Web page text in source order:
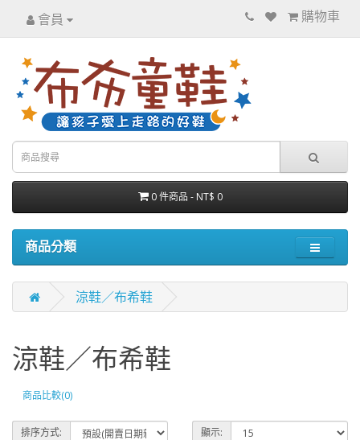
會員 購物車
0 件商品 - NT$ 0
商品分類
涼鞋／布希鞋
涼鞋／布希鞋
商品比較(0)
排序方式: 顯示: